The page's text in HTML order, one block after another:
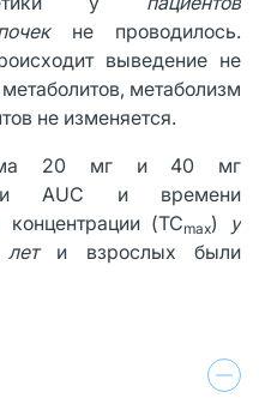
не проводилось.
выведение не
метаболизм
не изменяется.
20 мг и 40 мг
AUC и времени
(TCmax) у
и взрослых были